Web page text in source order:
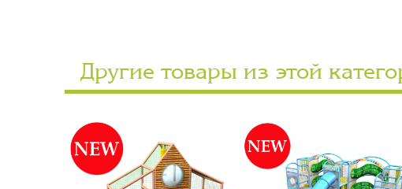
Другие товары из этой